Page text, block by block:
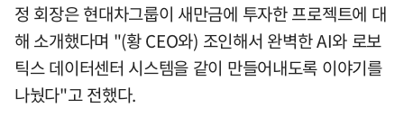
정 회장은 현대차그룹이 새만금에 투자한 프로젝트에 대
해 소개했다며 "(황 CEO와) 조인해서 완벽한 AI와 로보
틱스 데이터센터 시스템을 같이 만들어내도록 이야기를
나눴다"고 전했다.